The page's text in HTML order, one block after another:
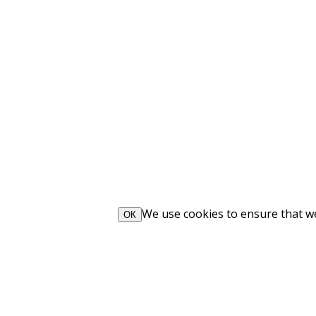
We use cookies to ensure that
ОК